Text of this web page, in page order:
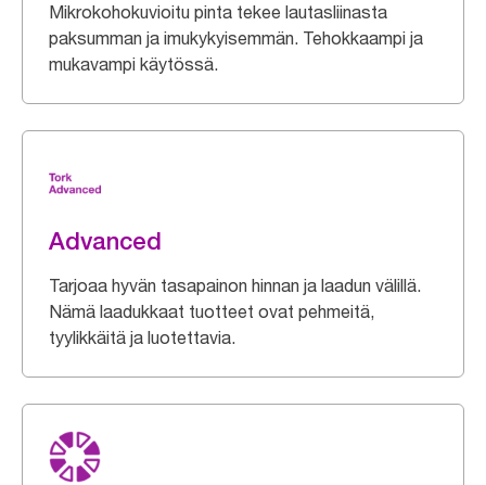
Mikrokohokuvioitu pinta tekee lautasliinasta
paksumman ja imukykyisemmän. Tehokkaampi ja
mukavampi käytössä.
Advanced
Tarjoaa hyvän tasapainon hinnan ja laadun välillä.
Nämä laadukkaat tuotteet ovat pehmeitä,
tyylikkäitä ja luotettavia.